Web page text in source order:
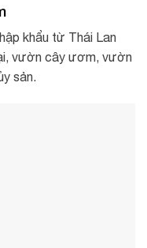
khẩu từ Thái Lan
vườn cây ươm, vườn
sản.